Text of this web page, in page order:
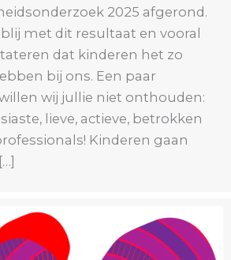
2025 afgerond.
met dit resultaat en vooral
dat kinderen het zo
bij ons. Een paar
wij jullie niet onthouden:
lieve, actieve, betrokken
Kinderen gaan